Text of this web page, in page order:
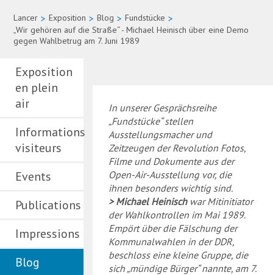
Lancer > Exposition > Blog > Fundstücke >
„Wir gehören auf die Straße“ - Michael Heinisch über eine Demo
gegen Wahlbetrug am 7. Juni 1989
Exposition
en plein
air
Informations
visiteurs
Events
Publications
Impressions
Blog
In unserer Gesprächsreihe
„Fundstücke“ stellen
Ausstellungsmacher und
Zeitzeugen der Revolution Fotos,
Filme und Dokumente aus der
Open-Air-Ausstellung vor, die
ihnen besonders wichtig sind.
Michael Heinischwar Mitinitiator
der Wahlkontrollen im Mai 1989.
Empört über die Fälschung der
Kommunalwahlen in der DDR,
beschloss eine kleine Gruppe, die
sich „mündige Bürger“ nannte, am 7.